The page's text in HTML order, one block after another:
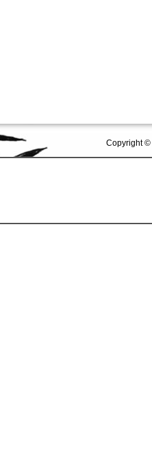
Copyright ©